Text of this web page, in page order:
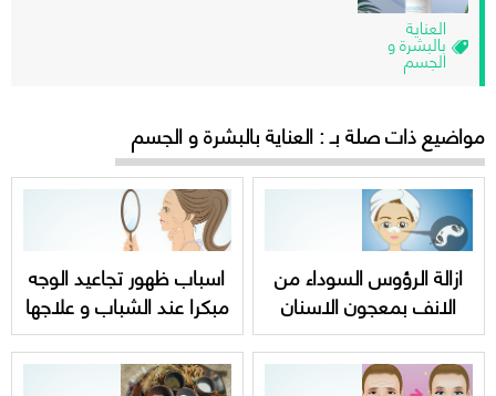
العناية
بالبشرة و
الجسم
مواضيع ذات صلة بـ : العناية بالبشرة و الجسم
ازالة الرؤوس السوداء من
الانف بمعجون الاسنان
بأبسط الخطوات
اسباب ظهور تجاعيد الوجه
مبكرا عند الشباب و علاجها